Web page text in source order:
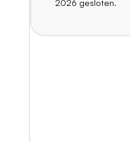
2026 gesloten.